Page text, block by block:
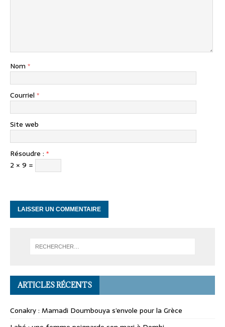
Nom *
Courriel *
Site web
Résoudre : *
2 × 9 =
ARTICLES RÉCENTS
Conakry : Mamadi Doumbouya s’envole pour la Grèce